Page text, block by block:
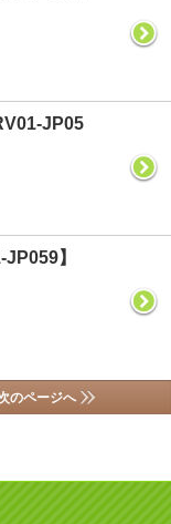
JP05
】
のページへ